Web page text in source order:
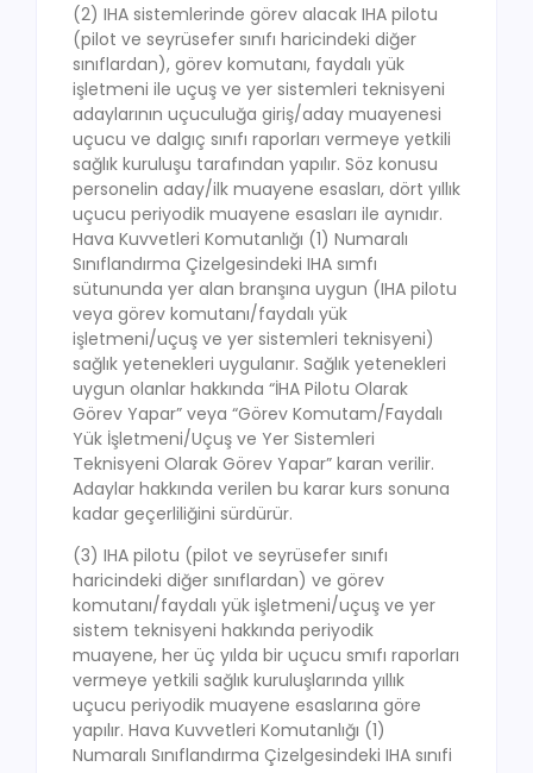
(2) IHA sistemlerinde görev alacak IHA pilotu
(pilot ve seyrüsefer sınıfı haricindeki diğer
sınıflardan), görev komutanı, faydalı yük
işletmeni ile uçuş ve yer sistemleri teknisyeni
adaylarının uçuculuğa giriş/aday muayenesi
uçucu ve dalgıç sınıfı raporları vermeye yetkili
sağlık kuruluşu tarafından yapılır. Söz konusu
personelin aday/ilk muayene esasları, dört yıllık
uçucu periyodik muayene esasları ile aynıdır.
Hava Kuvvetleri Komutanlığı (1) Numaralı
Sınıflandırma Çizelgesindeki IHA sımfı
sütununda yer alan branşına uygun (IHA pilotu
veya görev komutanı/faydalı yük
işletmeni/uçuş ve yer sistemleri teknisyeni)
sağlık yetenekleri uygulanır. Sağlık yetenekleri
uygun olanlar hakkında “İHA Pilotu Olarak
Görev Yapar” veya “Görev Komutam/Faydalı
Yük İşletmeni/Uçuş ve Yer Sistemleri
Teknisyeni Olarak Görev Yapar” karan verilir.
Adaylar hakkında verilen bu karar kurs sonuna
kadar geçerliliğini sürdürür.
(3) IHA pilotu (pilot ve seyrüsefer sınıfı
haricindeki diğer sınıflardan) ve görev
komutanı/faydalı yük işletmeni/uçuş ve yer
sistem teknisyeni hakkında periyodik
muayene, her üç yılda bir uçucu smıfı raporları
vermeye yetkili sağlık kuruluşlarında yıllık
uçucu periyodik muayene esaslarına göre
yapılır. Hava Kuvvetleri Komutanlığı (1)
Numaralı Sınıflandırma Çizelgesindeki IHA sınıfi